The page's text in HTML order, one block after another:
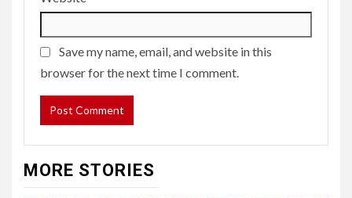
Save my name, email, and website in this
browser for the next time I comment.
MORE STORIES